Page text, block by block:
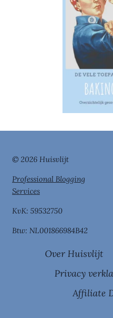
© 2026 Huisvlijt
Professional Blogging
Services
KvK: 59532750
Btw: NL001866984B42
Over Huisvlijt
Privacy
Affiliate